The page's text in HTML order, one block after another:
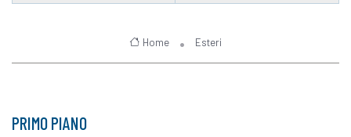
Home Esteri
PRIMO PIANO